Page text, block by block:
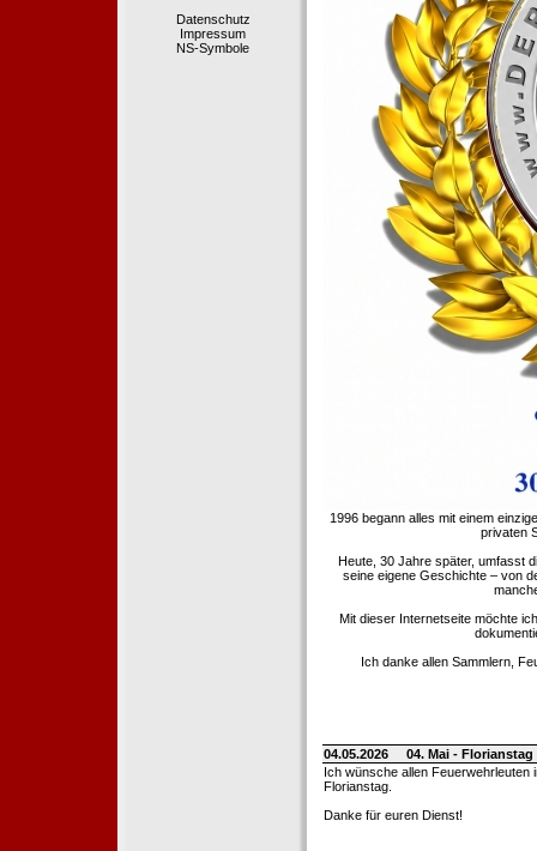
Datenschutz
Impressum
NS-Symbole
1996 begann alles mit einem
privaten
Heute, 30 Jahre später, umfasst
seine eigene Geschichte – von
Mit dieser Internetseite möchte
Ich danke allen Sammlern,
04.05.2026
04. Mai -
Ich wünsche allen Feuerwehrleuten
Florianstag.
Danke für euren Dienst!